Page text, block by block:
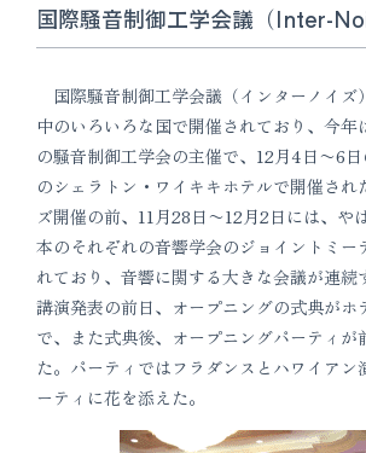
国際騒音制御工学会議（Inter-
国際騒音制御工学会議（インターノイズ
中のいろいろな国で開催されており、今年
の騒音制御工学会の主催で、12月4日〜6日
のシェラトン・ワイキキホテルで開催され
ズ開催の前、11月28日〜12月2日には、や
本のそれぞれの音響学会のジョイントミー
れており、音響に関する大きな会議が連続
講演発表の前日、オープニングの式典がホ
で、また式典後、オープニングパーティが
た。パーティではフラダンスとハワイアン
ーティに花を添えた。